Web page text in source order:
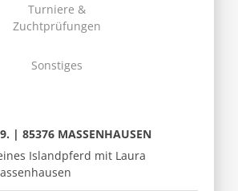
Turniere &
Zuchtprüfungen
Sonstiges
| 85376 MASSENHAUSEN
Islandpferd mit Laura